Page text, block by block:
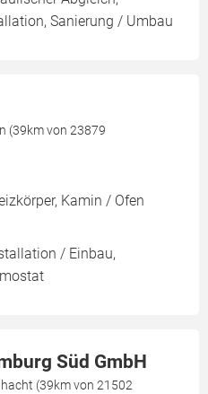
Sanierung / Umbau
(39km von 23879
Kamin / Ofen
/ Einbau,
Süd GmbH
(39km von 21502